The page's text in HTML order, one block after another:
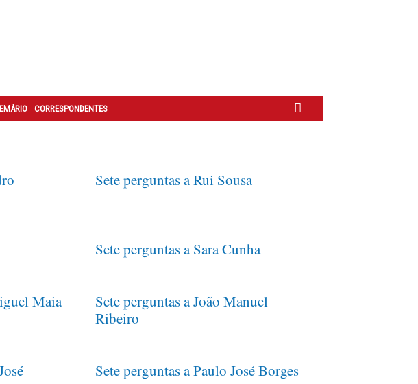
CORRESPONDENTES
Sete perguntas a Rui Sousa
Sete perguntas a Sara Cunha
Maia
Sete perguntas a João Manuel
Ribeiro
Sete perguntas a Paulo José Borges